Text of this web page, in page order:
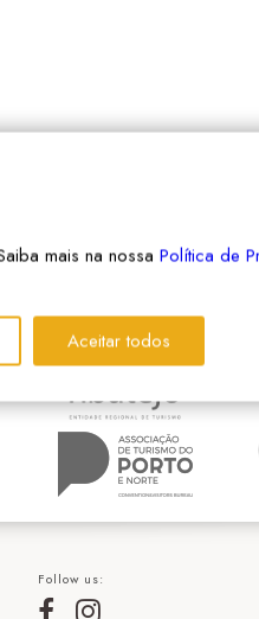
Follow us:
mais na nossa Política de
Aceitar todos